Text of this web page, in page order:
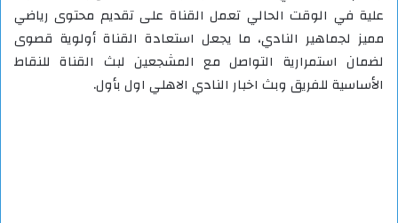
علية في الوقت الحالي تعمل القناة على تقديم محتوى رياضي
مميز لجماهير النادي، ما يجعل استعادة القناة أولوية قصوى
لضمان استمرارية التواصل مع المشجعين لبث القناة للنقاط
الأساسية للفريق وبث اخبار النادي الاهلي اول بأول.